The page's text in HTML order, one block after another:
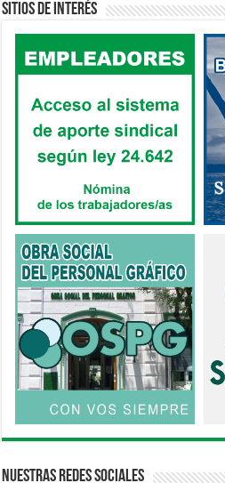
Sitios de interés
Nuestras Redes Sociales